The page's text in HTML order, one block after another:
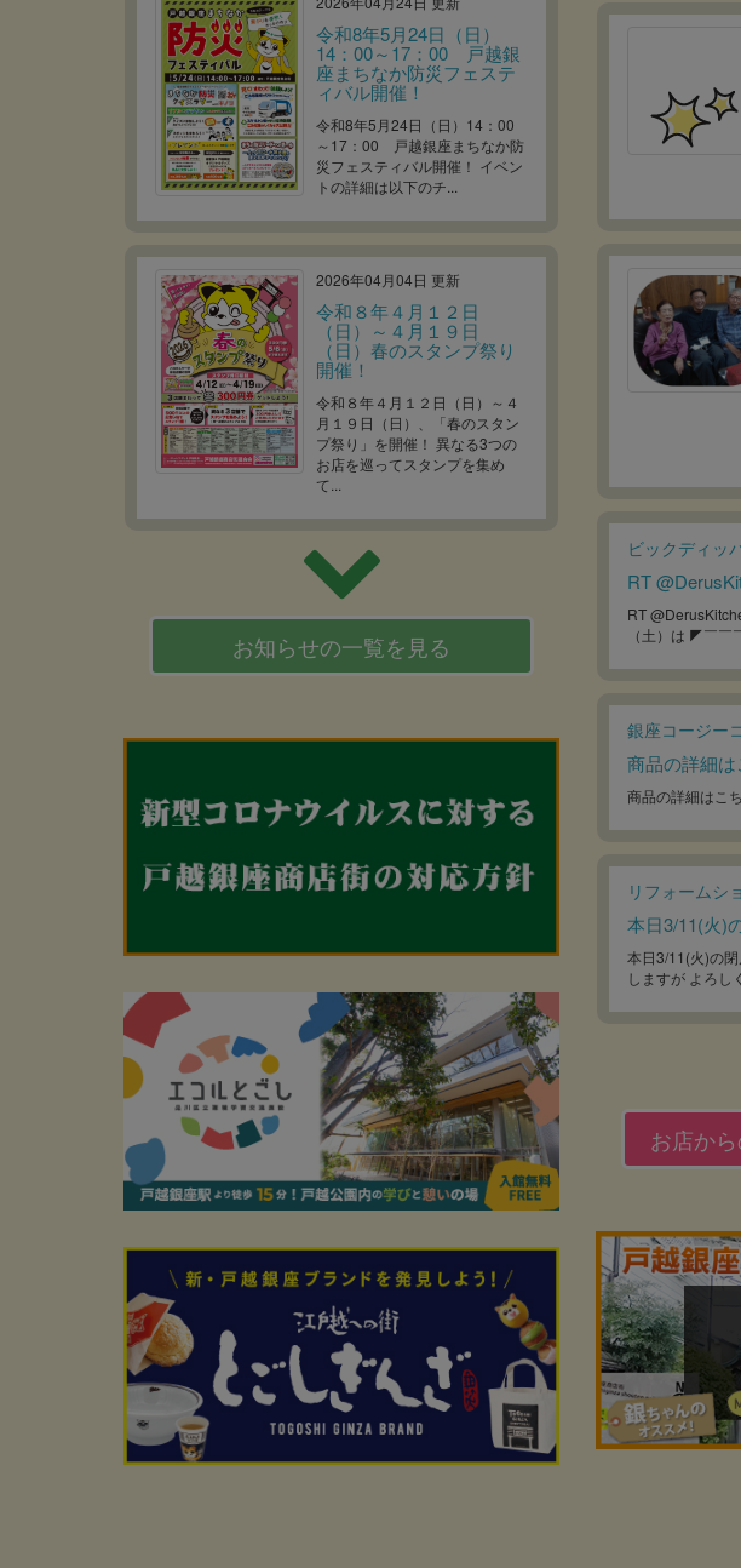
令和8年5月24日（日）
14：00～17：00 戸越銀
座まちなか防災フェステ
ィバル開催！
令和8年5月24日（日）14：00
～17：00 戸越銀座まちなか防
災フェスティバル開催！ イベン
トの詳細は以下のチ...
2026年04月04日 更新
令和８年４月１２日
（日）～４月１９日
（日）春のスタンプ祭り
開催！
令和８年４月１２日（日）～４
月１９日（日）、「春のスタン
プ祭り」を開催！ 異なる3つの
お店を巡ってスタンプを集め
て...
お知らせの一覧を見る
ビックディッ
RT
RT
（土）は ◤￣￣
銀座コージー
商品の詳細は
商品の詳細はこ
リフォームシ
本日3/11(火)
本日3/11(火)の
しますが よろし
お店か